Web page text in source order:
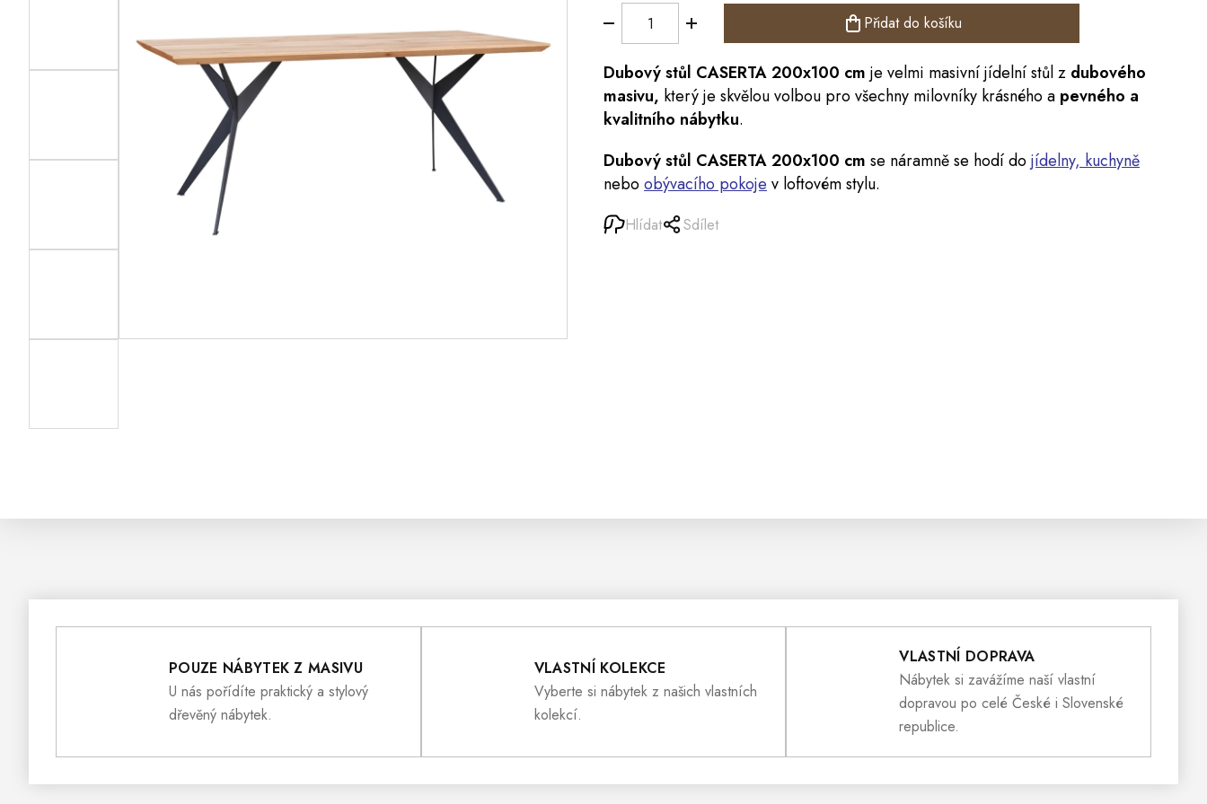
Přidat do košíku
Dubovýstůl CASERTA 200x100 cm je velmi masivní jídelní stůl z dubového
masivu, který je skvělou volbou pro všechny milovníky krásného a pevného a
kvalitního nábytku.
Dubový stůl CASERTA 200x100 cm se náramně se hodí dojídelny, kuchyně
neboobývacího pokoje v loftovém stylu.
Hlídat Sdílet
POUZE NÁBYTEK Z MASIVU
U nás pořídíte praktický a stylový
dřevěný nábytek.
VLASTNÍ KOLEKCE
Vyberte si nábytek z našich vlastních
kolekcí.
VLASTNÍ DOPRAVA
Nábytek si zavážíme naší vlastní
dopravou po celé České i Slovenské
republice.